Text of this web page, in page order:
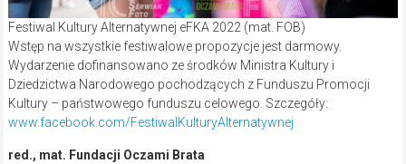
Festiwal Kultury Alternatywnej eFKA 2022 (mat. FOB)
Wstęp na wszystkie festiwalowe propozycje jest darmowy.
Wydarzenie dofinansowano ze środków Ministra Kultury i
Dziedzictwa Narodowego pochodzących z Funduszu Promocji
Kultury – państwowego funduszu celowego. Szczegóły:
www.facebook.com/FestiwalKulturyAlternatywnej
red., mat. Fundacji Oczami Brata